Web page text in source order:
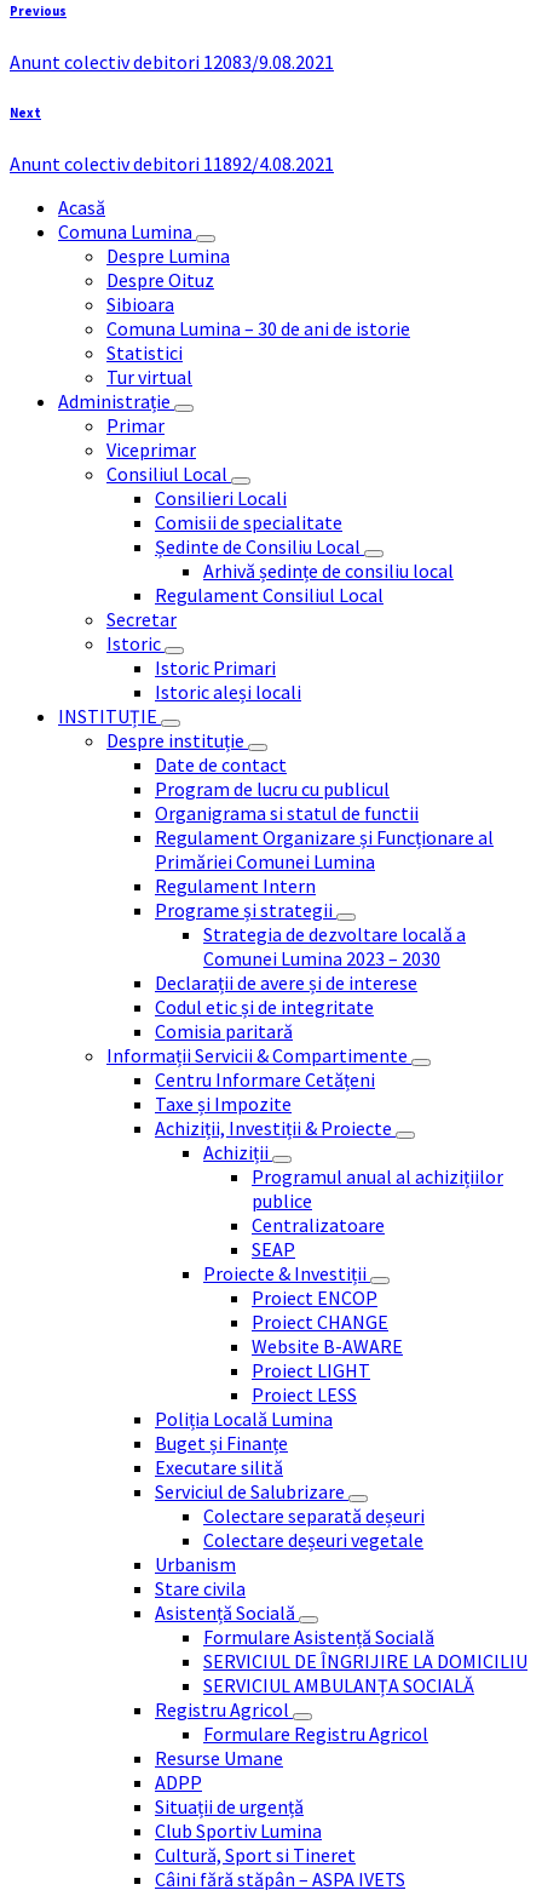
Previous
Anunt colectiv debitori 12083/9.08.2021
Next
Anunt colectiv debitori 11892/4.08.2021
Acasă
Comuna Lumina
Despre Lumina
Despre Oituz
Sibioara
Comuna Lumina – 30 de ani de istorie
Statistici
Tur virtual
Administrație
Primar
Viceprimar
Consiliul Local
Consilieri Locali
Comisii de specialitate
Ședinte de Consiliu Local
Arhivă ședințe de consiliu local
Regulament Consiliul Local
Secretar
Istoric
Istoric Primari
Istoric aleși locali
INSTITUȚIE
Despre instituție
Date de contact
Program de lucru cu publicul
Organigrama si statul de functii
Regulament Organizare și Funcționare al
Primăriei Comunei Lumina
Regulament Intern
Programe și strategii
Strategia de dezvoltare locală a
Comunei Lumina 2023 – 2030
Declarații de avere și de interese
Codul etic și de integritate
Comisia paritară
Informații Servicii & Compartimente
Centru Informare Cetățeni
Taxe și Impozite
Achiziții, Investiții & Proiecte
Achiziții
Programul anual al achizițiilor
publice
Centralizatoare
SEAP
Proiecte & Investiții
Proiect ENCOP
Proiect CHANGE
Website B-AWARE
Proiect LIGHT
Proiect LESS
Poliția Locală Lumina
Buget și Finanțe
Executare silită
Serviciul de Salubrizare
Colectare separată deșeuri
Colectare deșeuri vegetale
Urbanism
Stare civila
Asistență Socială
Formulare Asistență Socială
SERVICIUL DE ÎNGRIJIRE LA DOMICILIU
SERVICIUL AMBULANȚA SOCIALĂ
Registru Agricol
Formulare Registru Agricol
Resurse Umane
ADPP
Situații de urgență
Club Sportiv Lumina
Cultură, Sport si Tineret
Câini fără stăpân – ASPA IVETS